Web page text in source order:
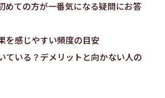
めての方が一番気になる疑問にお答
を感じやすい頻度の目安
ている？デメリットと向かない人の